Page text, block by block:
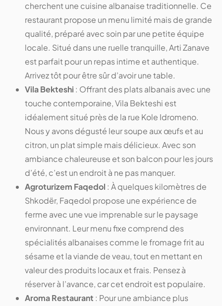
cherchent une cuisine albanaise traditionnelle. Ce
restaurant propose un menu limité mais de grande
qualité, préparé avec soin par une petite équipe
locale. Situé dans une ruelle tranquille, Arti Zanave
est parfait pour un repas intime et authentique.
Arrivez tôt pour être sûr d’avoir une table.
Vila Bekteshi : Offrant des plats albanais avec une
touche contemporaine, Vila Bekteshi est
idéalement situé près de la rue Kole Idromeno.
Nous y avons dégusté leur soupe aux œufs et au
citron, un plat simple mais délicieux. Avec son
ambiance chaleureuse et son balcon pour les jours
d’été, c’est un endroit à ne pas manquer.
Agroturizem Faqedol : À quelques kilomètres de
Shkodër, Faqedol propose une expérience de
ferme avec une vue imprenable sur le paysage
environnant. Leur menu fixe comprend des
spécialités albanaises comme le fromage frit au
sésame et la viande de veau, tout en mettant en
valeur des produits locaux et frais. Pensez à
réserver à l’avance, car cet endroit est populaire.
Aroma Restaurant : Pour une ambiance plus